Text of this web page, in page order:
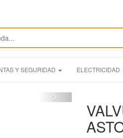
Y SEGURIDAD ELECTRICIDAD